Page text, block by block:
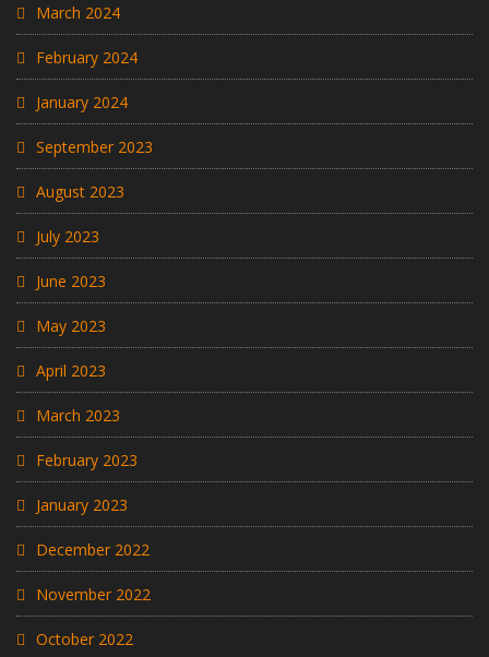
March 2024
February 2024
January 2024
September 2023
August 2023
July 2023
June 2023
May 2023
April 2023
March 2023
February 2023
January 2023
December 2022
November 2022
October 2022